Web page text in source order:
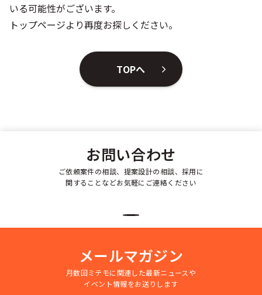
ーいる可能性がございます。
トップページより再度お探しください。
TOPへ
お問い合わせ
ご依頼案件の相談、提案設計の相談、採用に
関することなどお気軽にご連絡ください
メールマガジン
月数回ミテモに関連した最新ニュースや
イベント情報をお送りします